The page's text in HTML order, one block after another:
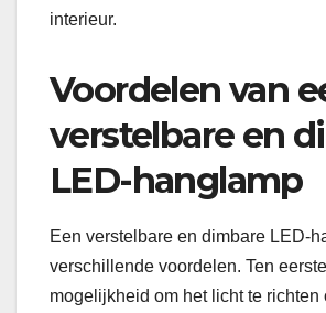
interieur.
Voordelen van
verstelbare en
LED-hanglamp
Een verstelbare en dimbare LED-
verschillende voordelen. Ten
mogelijkheid om het licht te richten